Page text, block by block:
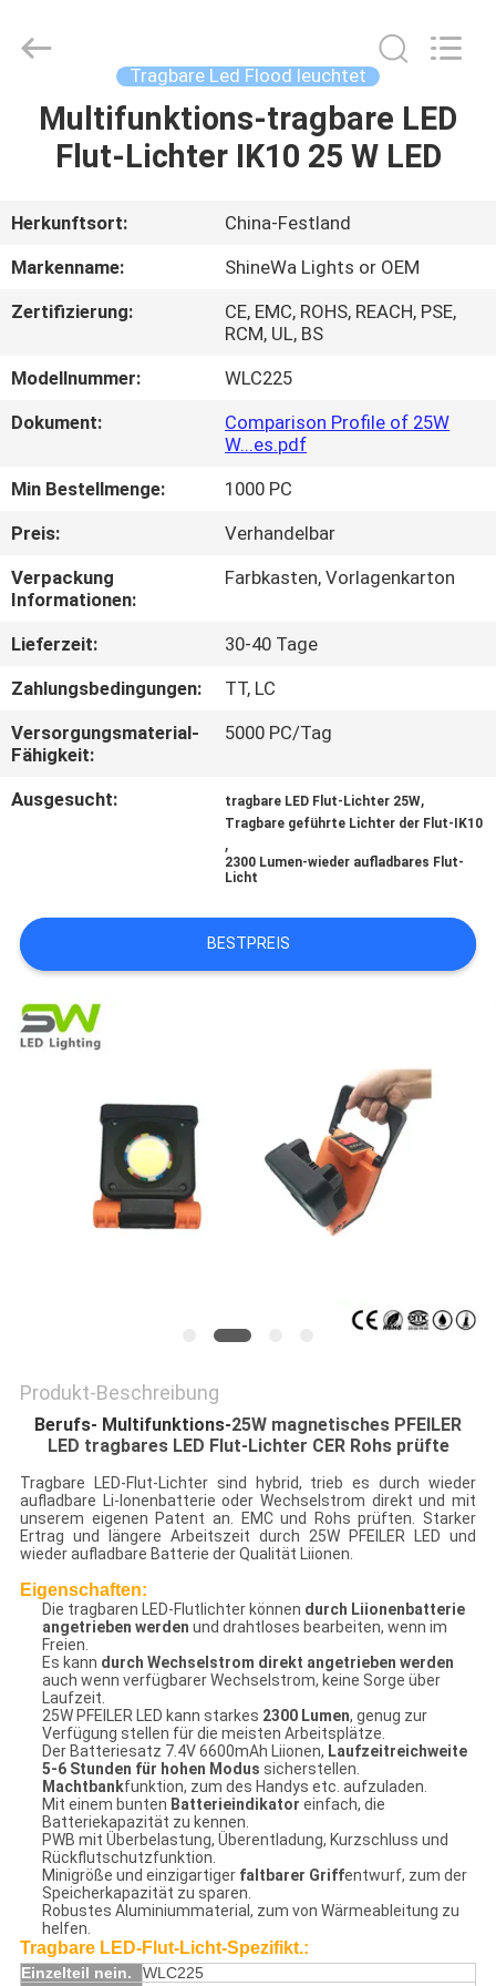
HAUSE
PRODUKTE
VIDEOS
ÜBER
UNS
WERKSBESICHTIGUNG
QUALITÄTSKONTROLLE
KONTAKT
MIT
UNS
NEUIGKEITEN
RECHTSSACHEN
DATENSCHUTZRICHTLINIE
Trade
Reserved.
Tragbare Led Flood leuchtet
Multifunktions-tragbare LED
Flut-Lichter IK10 25 W LED
Herkunftsort:
China-Festland
Markenname:
ShineWa Lights or OEM
Zertifizierung:
CE, EMC, ROHS, REACH, PSE,
RCM, UL, BS
Modellnummer:
WLC225
Dokument:
Comparison Profile of 25W
W...es.pdf
Min Bestellmenge:
1000 PC
Preis:
Verhandelbar
Verpackung
Informationen:
Farbkasten, Vorlagenkarton
Lieferzeit:
30-40 Tage
Zahlungsbedingungen:
TT, LC
Versorgungsmaterial-
Fähigkeit:
5000 PC/Tag
Ausgesucht: tragbare LED Flut-Lichter 25W,
Tragbare geführte Lichter der Flut-IK10
,
2300 Lumen-wieder aufladbares Flut-
Licht
BESTPREIS
Produkt-Beschreibung
Berufs- Multifunktions-25W magnetisches PFEILER
LED tragbares LED Flut-Lichter CER Rohs prüfte
Tragbare LED-Flut-Lichter sind hybrid, trieb es durch wieder
aufladbare Li-Ionenbatterie oder Wechselstrom direkt und mit
unserem eigenen Patent an. EMC und Rohs prüften. Starker
Ertrag und längere Arbeitszeit durch 25W PFEILER LED und
wieder aufladbare Batterie der Qualität Liionen.
Eigenschaften:
Die tragbaren LED-Flutlichter können durch Liionenbatterie
angetrieben werden und drahtloses bearbeiten, wenn im
Freien.
Es kann durch Wechselstrom direkt angetrieben werden
auch wenn verfügbarer Wechselstrom, keine Sorge über
Laufzeit.
25W PFEILER LED kann starkes 2300 Lumen, genug zur
Verfügung stellen für die meisten Arbeitsplätze.
Der Batteriesatz 7.4V 6600mAh Liionen, Laufzeitreichweite
5-6 Stunden für hohen Modus sicherstellen.
Machtbankfunktion, zum des Handys etc. aufzuladen.
Mit einem bunten Batterieindikator einfach, die
Batteriekapazität zu kennen.
PWB mit Überbelastung, Überentladung, Kurzschluss und
Rückflutschutzfunktion.
Minigröße und einzigartiger faltbarer Griffentwurf, zum der
Speicherkapazität zu sparen.
Robustes Aluminiummaterial, zum von Wärmeableitung zu
helfen.
Tragbare LED-Flut-Licht-Spezifikt.:
Einzelteil nein.
WLC225